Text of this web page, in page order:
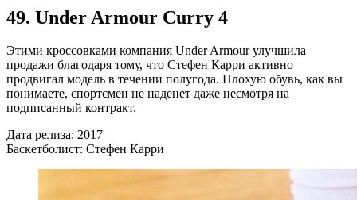
49. Under Armour Curry 4
Этими кроссовками компания Under Armour улучшила
продажи благодаря тому, что Стефен Карри активно
продвигал модель в течении полугода. Плохую обувь, как вы
понимаете, спортсмен не наденет даже несмотря на
подписанный контракт.
Дата релиза: 2017
Баскетболист: Стефен Карри